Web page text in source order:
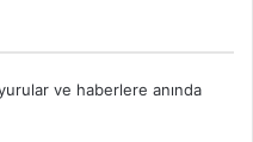
ve haberlere anında